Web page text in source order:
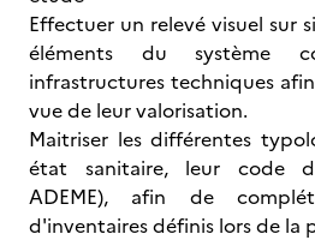
Effectuer un relevé visuel sur
éléments du système
infrastructures techniques
vue de leur valorisation.
Maitriser les différentes
état sanitaire, leur code
ADEME), afin de
d'inventaires définis lors de la